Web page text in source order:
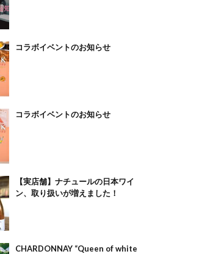
コラボイベントのお知らせ
コラボイベントのお知らせ
【実店舗】ナチュールの日本ワイ
ン、取り扱いが増えました！
CHARDONNAY “Queen of white